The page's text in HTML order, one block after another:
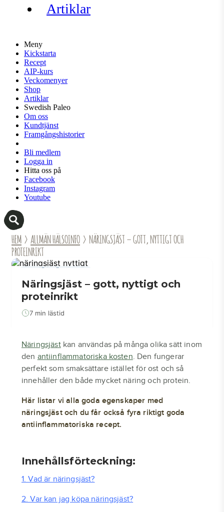
Artiklar
Meny
Kickstarta
Recept
AIP-kurs
Veckomenyer
Shop
Artiklar
Swedish Paleo
Om oss
Kundtjänst
Framgångshistorier
Bli medlem
Logga in
Hitta oss på
Facebook
Instagram
Youtube
HEM › ALLMÄN HÄLSOINFO › NÄRINGSJÄST – GOTT, NYTTIGT OCH
PROTEINRIKT
ALLMÄN HÄLSOINFO
Näringsjäst – gott, nyttigt och
proteinrikt
7 min lästid
Näringsjästkan användas på många olika sätt inom
den antiinflammatoriska kosten. Den fungerar
perfekt som smaksättare istället för ost och så
innehåller den både mycket näring och protein.
Här listar vi alla goda egenskaper med
näringsjäst och du får också fyra riktigt goda
antiinflammatoriska recept.
Innehållsförteckning:
1. Vad är näringsjäst?
2. Var kan jag köpa näringsjäst?